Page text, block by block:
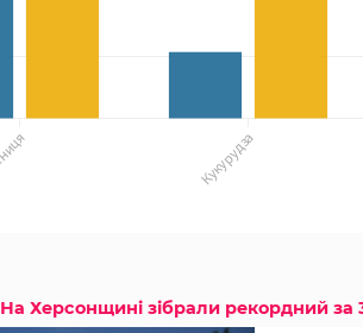
На Херсонщині зібрали рекордний за